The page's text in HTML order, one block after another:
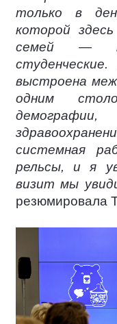
только в
которой
семей —
выстроена
одним
системная
рельсы, и я
визит мы
резюмировала